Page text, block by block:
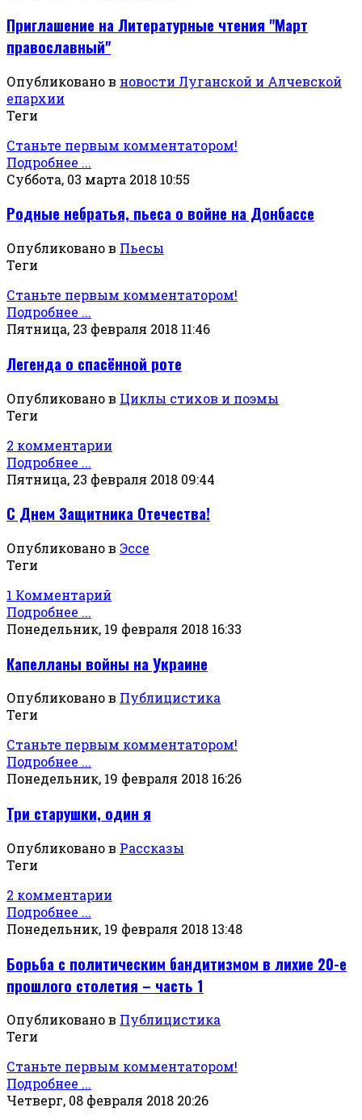
Приглашение на Литературные чтения "Март
православный"
Опубликовано в новости Луганской и Алчевской
епархии
Теги
Станьте первым комментатором!
Подробнее ...
Суббота, 03 марта 2018 10:55
Родные небратья, пьеса о войне на Донбассе
Опубликовано в Пьесы
Теги
Станьте первым комментатором!
Подробнее ...
Пятница, 23 февраля 2018 11:46
Легенда о спасённой роте
Опубликовано в Циклы стихов и поэмы
Теги
2 комментарии
Подробнее ...
Пятница, 23 февраля 2018 09:44
С Днем Защитника Отечества!
Опубликовано в Эссе
Теги
1 Комментарий
Подробнее ...
Понедельник, 19 февраля 2018 16:33
Капелланы войны на Украине
Опубликовано в Публицистика
Теги
Станьте первым комментатором!
Подробнее ...
Понедельник, 19 февраля 2018 16:26
Три старушки, один я
Опубликовано в Рассказы
Теги
2 комментарии
Подробнее ...
Понедельник, 19 февраля 2018 13:48
Борьба с политическим бандитизмом в лихие 20-е
прошлого столетия – часть 1
Опубликовано в Публицистика
Теги
Станьте первым комментатором!
Подробнее ...
Четверг, 08 февраля 2018 20:26